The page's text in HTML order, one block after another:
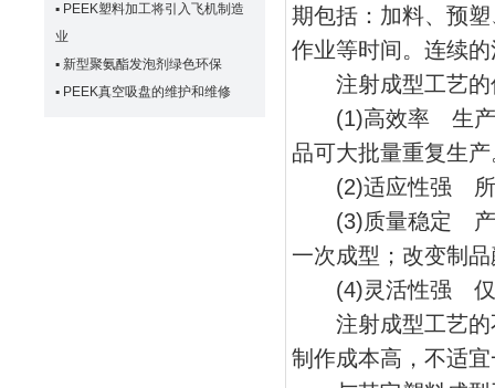
▪ PEEK塑料加工将引入飞机制造
业
▪ 新型聚氨酯发泡剂绿色环保
▪ PEEK真空吸盘的维护和维修
期包括：加料、预
作业等时间。连续
注射成型工艺的
(1)高效率 生产自
品可大批量重复生产
(2)适应性强 所有
(3)质量稳定 产品
一次成型；改变制
(4)灵活性强 仅需
注射成型工艺的
制作成本高，不适